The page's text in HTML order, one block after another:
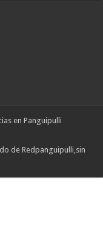
en Panguipulli
de Redpanguipulli,sin